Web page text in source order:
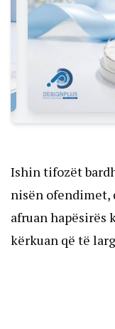
Ishin tifozët
nisën ofendimet,
afruan hapësirës
kërkuan që të